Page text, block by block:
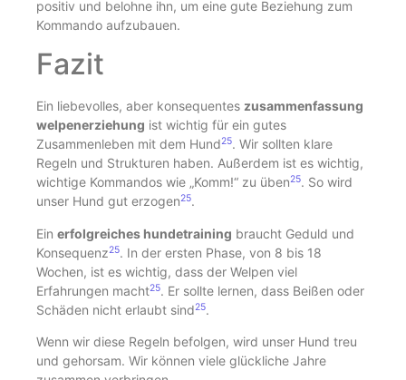
positiv und belohne ihn, um eine gute Beziehung zum
Kommando aufzubauen.
Fazit
Ein liebevolles, aber konsequentes zusammenfassung
welpenerziehung ist wichtig für ein gutes
Zusammenleben mit dem Hund25. Wir sollten klare
Regeln und Strukturen haben. Außerdem ist es wichtig,
wichtige Kommandos wie „Komm!“ zu üben25. So wird
unser Hund gut erzogen25.
Ein erfolgreiches hundetraining braucht Geduld und
Konsequenz25. In der ersten Phase, von 8 bis 18
Wochen, ist es wichtig, dass der Welpen viel
Erfahrungen macht25. Er sollte lernen, dass Beißen oder
Schäden nicht erlaubt sind25.
Wenn wir diese Regeln befolgen, wird unser Hund treu
und gehorsam. Wir können viele glückliche Jahre